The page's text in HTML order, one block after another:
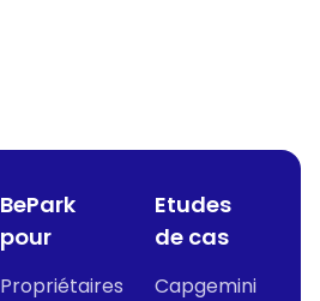
BePark
pour
Propriétaires
Etudes
de cas
Capgemini